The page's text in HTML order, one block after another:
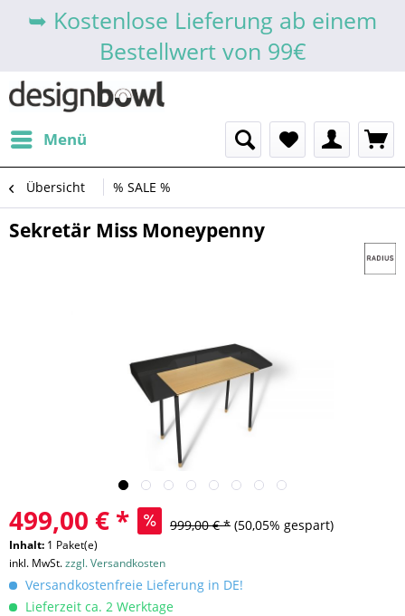
➥ Kostenlose Lieferung ab einem
Bestellwert von 99€
Menü
Übersicht % SALE %
Sekretär Miss Moneypenny
499,00 € * 999,00 € * (50,05% gespart)
Inhalt: 1 Paket(e)
inkl. MwSt.zzgl. Versandkosten
Versandkostenfreie Lieferung in DE!
Lieferzeit ca. 2 Werktage